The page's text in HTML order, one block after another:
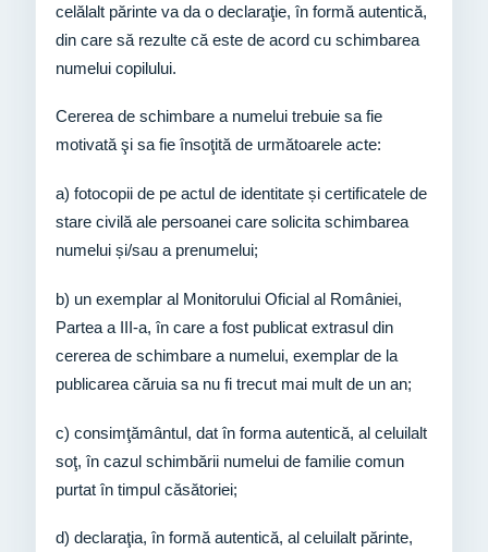
celălalt părinte va da o declaraţie, în formă autentică,
din care să rezulte că este de acord cu schimbarea
numelui copilului.
Cererea de schimbare a numelui trebuie sa fie
motivată şi sa fie însoţită de următoarele acte:
a) fotocopii de pe actul de identitate și certificatele de
stare civilă ale persoanei care solicita schimbarea
numelui și/sau a prenumelui;
b) un exemplar al Monitorului Oficial al României,
Partea a III-a, în care a fost publicat extrasul din
cererea de schimbare a numelui, exemplar de la
publicarea căruia sa nu fi trecut mai mult de un an;
c) consimţământul, dat în forma autentică, al celuilalt
soţ, în cazul schimbării numelui de familie comun
purtat în timpul căsătoriei;
d) declaraţia, în formă autentică, al celuilalt părinte,